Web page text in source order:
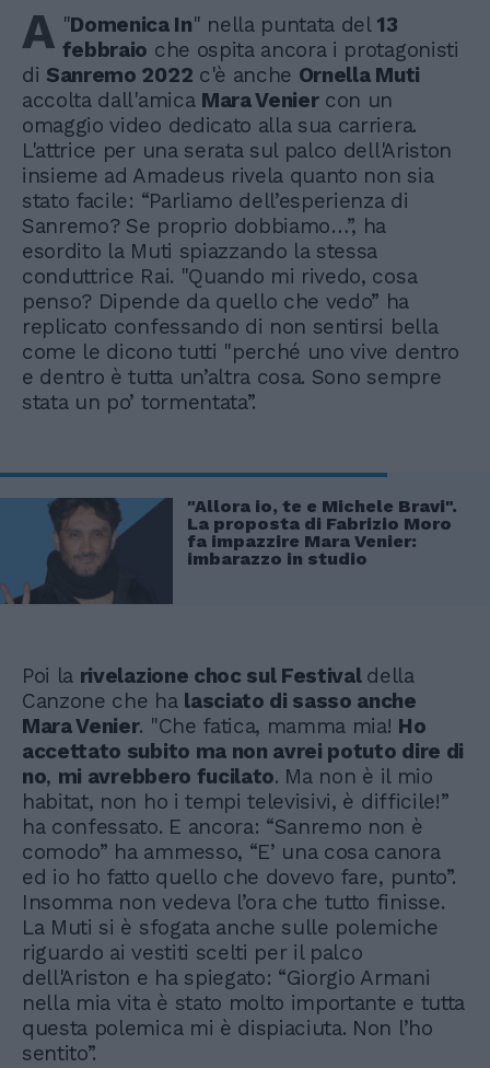
A "Domenica In" nella puntata del 13
febbraio che ospita ancora i protagonisti
di Sanremo 2022 c'è anche Ornella Muti
accolta dall'amica Mara Veniercon un
omaggio video dedicato alla sua carriera.
L'attrice per una serata sul palco dell'Ariston
insieme ad Amadeus rivela quanto non sia
stato facile: “Parliamo dell’esperienza di
Sanremo? Se proprio dobbiamo…”, ha
esordito la Muti spiazzando la stessa
conduttrice Rai. "Quando mi rivedo, cosa
penso? Dipende da quello che vedo” ha
replicato confessando di non sentirsi bella
come le dicono tutti "perché uno vive dentro
e dentro è tutta un’altra cosa. Sono sempre
stata un po’ tormentata”.
"Allora io, te e Michele Bravi".
La proposta di Fabrizio Moro
fa impazzire Mara Venier:
imbarazzo in studio
Poi la rivelazione choc sul Festival della
Canzone che ha lasciato di sasso anche
Mara Venier. "Che fatica, mamma mia! Ho
accettato subito ma non avrei potuto dire di
no, mi avrebbero fucilato. Ma non è il mio
habitat, non ho i tempi televisivi, è difficile!”
ha confessato. E ancora: “Sanremo non è
comodo” ha ammesso, “E’ una cosa canora
ed io ho fatto quello che dovevo fare, punto”.
Insomma non vedeva l’ora che tutto finisse.
La Muti si è sfogata anche sulle polemiche
riguardo ai vestiti scelti per il palco
dell'Ariston e ha spiegato: “Giorgio Armani
nella mia vita è stato molto importante e tutta
questa polemica mi è dispiaciuta. Non l’ho
sentito”.